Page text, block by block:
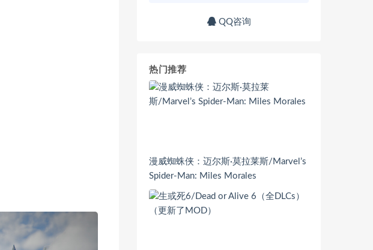
QQ咨询
热门推荐
漫威蜘蛛侠：迈尔斯·莫拉莱斯/Marvel’s
Spider-Man: Miles Morales